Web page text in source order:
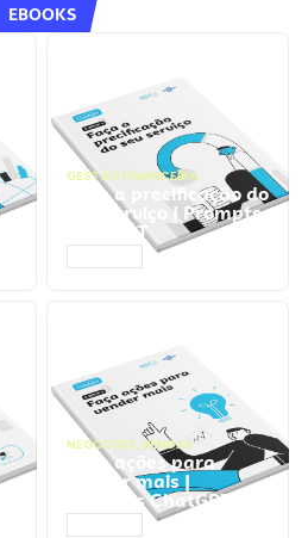
EBOOKS
GESTÃO FINANCEIRA
Faça a precificação do
seu serviço | Prompts
ChatGPT
NEGÓCIOS, VENDAS
Faça ações para
vender mais |
Prompts ChatGPT